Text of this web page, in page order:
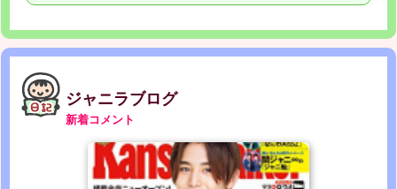
ジャニラブログ
新着コメント